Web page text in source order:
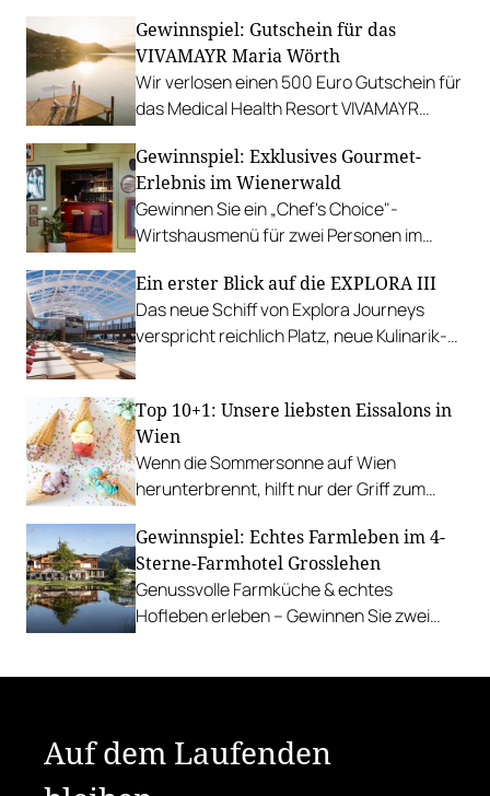
Gewinnen Sie eine Auszeit in Tannheim.
Gewinnspiel: Gutschein für das
VIVAMAYR Maria Wörth
Wir verlosen einen 500 Euro Gutschein für
das Medical Health Resort VIVAMAYR
Gewinnspiel: Exklusives Gourmet-
Erlebnis im Wienerwald
Gewinnen Sie ein „Chef's Choice"-
Wirtshausmenü für zwei Personen im
Gumpoldskirchen.
Ein erster Blick auf die EXPLORA III
Das neue Schiff von Explora Journeys
verspricht reichlich Platz, neue Kulinarik-
Top 10+1: Unsere liebsten Eissalons in
Wien
Wenn die Sommersonne auf Wien
herunterbrennt, hilft nur der Griff zum
uns am liebsten ab.
Gewinnspiel: Echtes Farmleben im 4-
Sterne-Farmhotel Grosslehen
Genussvolle Farmküche & echtes
Hofleben erleben – Gewinnen Sie zwei
Auf dem Laufenden